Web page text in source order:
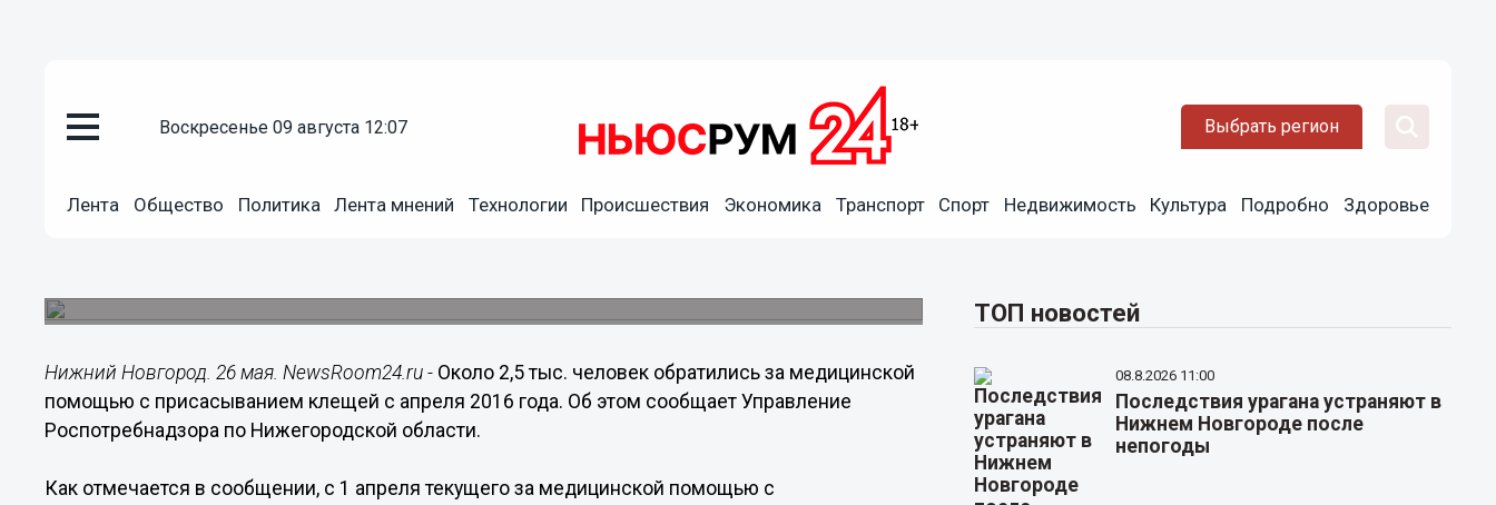
воскресенье 09 августа 12:07 Выбрать регион
Лента Общество Политика Лента мнений Технологии Происшествия Экономика Транспорт Спорт Недвижимость Культура Подробно Здоровье
Около 2,5 тыс. человек обратились за медпомощью с
Нижний Новгород. 26 мая. NewsRoom24.ru - Около 2,5 тыс. человек обратились за медицинской
помощью с присасыванием клещей с апреля 2016 года. Об этом сообщает Управление
Роспотребнадзора по Нижегородской области.
Как отмечается в сообщении, с 1 апреля текущего за медицинской помощью с
ТОП новостей
08.8.2026 11:00
Последствия урагана устраняют в
Нижнем Новгороде после
непогоды